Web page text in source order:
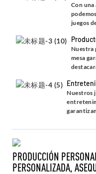
Con
juegos
Nuestra
mesa
Nuestros
PRODUCCIÓN
PERSONALIZADA,